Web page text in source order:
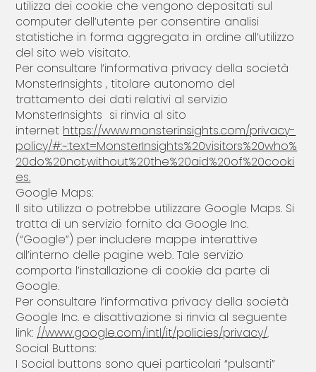
utilizza dei cookie che vengono depositati sul
computer dell’utente per consentire analisi
statistiche in forma aggregata in ordine all’utilizzo
del sito web visitato.
Per consultare l’informativa privacy della società
MonsterInsights , titolare autonomo del
trattamento dei dati relativi al servizio
MonsterInsights si rinvia al sito
internet https://www.monsterinsights.com/privacy-
policy/#:~:text=MonsterInsights%20visitors%20who%
20do%20not,without%20the%20aid%20of%20cooki
es.
Google Maps:
Il sito utilizza o potrebbe utilizzare Google Maps. Si
tratta di un servizio fornito da Google Inc.
(“Google”) per includere mappe interattive
all’interno delle pagine web. Tale servizio
comporta l’installazione di cookie da parte di
Google.
Per consultare l’informativa privacy della società
Google Inc. e disattivazione si rinvia al seguente
link: //www.google.com/intl/it/policies/privacy/.
Social Buttons:
I Social buttons sono quei particolari “pulsanti”